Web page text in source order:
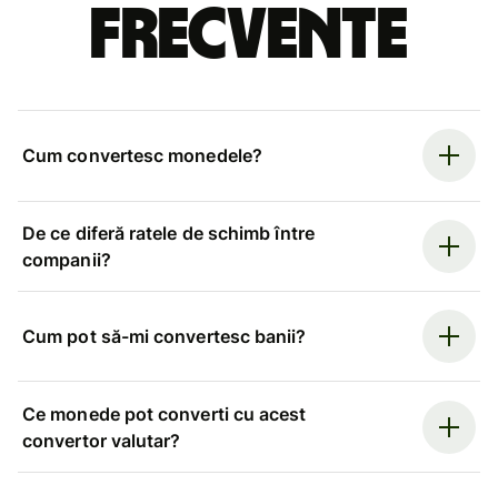
frecvente
Cum convertesc monedele?
De ce diferă ratele de schimb între
companii?
Cum pot să-mi convertesc banii?
Ce monede pot converti cu acest
convertor valutar?